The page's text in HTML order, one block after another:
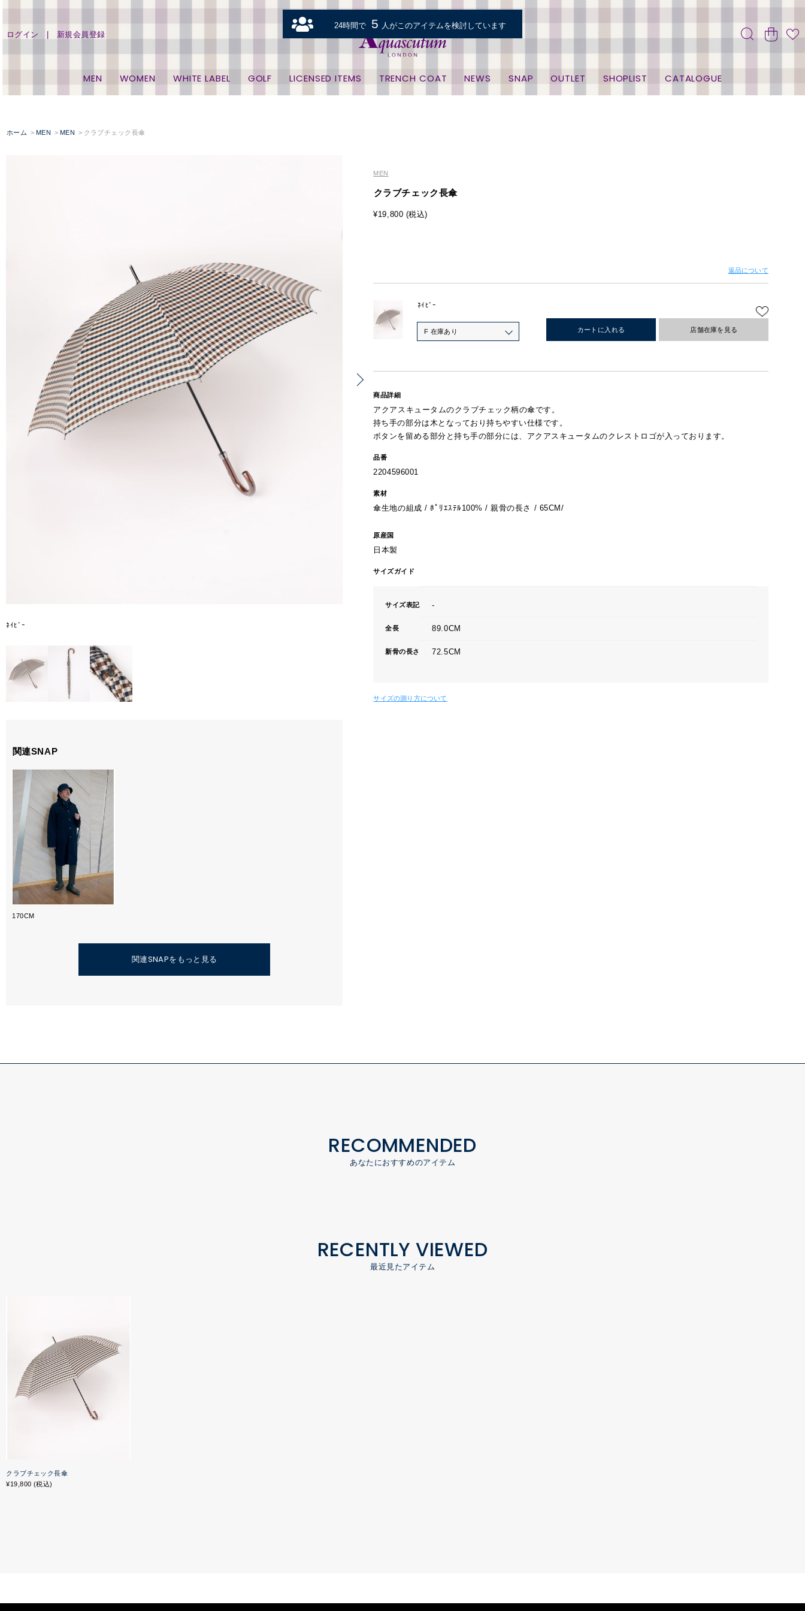
ログイン 新規会員登録
MEN WOMEN WHITE LABEL GOLF LICENSED ITEMS TRENCH COAT NEWS SNAP OUTLET SHOPLIST CATALOGUE
ホーム MEN MEN クラブチェック長傘
ﾈｲﾋﾞｰ
関連SNAP
170CM
関連SNAPをもっと見る
MEN
クラブチェック長傘
¥19,800 (税込)
返品について
ﾈｲﾋﾞｰ
F 在庫あり カートに入れる 店舗在庫を見る
商品詳細
アクアスキュータムのクラブチェック柄の傘です。
持ち手の部分は木となっており持ちやすい仕様です。
ボタンを留める部分と持ち手の部分には、アクアスキュータムのクレストロゴが入っております。
品番
2204596001
素材
傘生地の組成 / ﾎﾟﾘｴｽﾃﾙ100% / 親骨の長さ / 65CM/
原産国
日本製
サイズガイド
サイズ表記 -
全長 89.0CM
新骨の長さ 72.5CM
サイズの測り方について
RECOMMENDED
あなたにおすすめのアイテム
RECENTLY VIEWED
最近見たアイテム
クラブチェック長傘
¥19,800 (税込)
24時間で 5 人がこのアイテムを検討しています